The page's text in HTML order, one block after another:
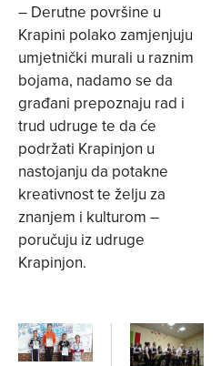
– Derutne površine u
Krapini polako zamjenjuju
umjetnički murali u raznim
bojama, nadamo se da
građani prepoznaju rad i
trud udruge te da će
podržati Krapinjon u
nastojanju da potakne
kreativnost te želju za
znanjem i kulturom –
poručuju iz udruge
Krapinjon.